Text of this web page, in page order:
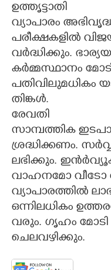
ഉത്തൃട്ടാതി
വ്യാപാരം
പരീക്ഷകളിൽ
വർദ്ധിക്കും.
കർമ്മസ്ഥാനം
പതിവിലുമധികം
തിങ്കൾ.
രേവതി
സാമ്പത്തിക
ശ്രദ്ധിക്കണം.
ലഭിക്കും.
വാഹനമോ വീടോ
വ്യാപാരത്തിൽ
ഒന്നിലധികം
വരും. ഗൃഹം മോടി
ചെലവഴിക്കും.